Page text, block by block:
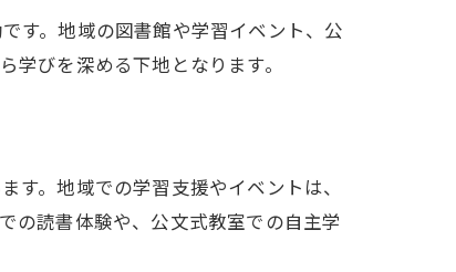
す。地域の図書館や学習イベント、公
びを深める下地となります。
。地域での学習支援やイベントは、
の読書体験や、公文式教室での自主学